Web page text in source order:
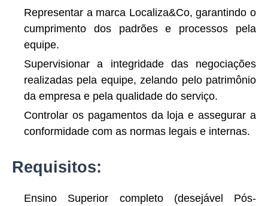
Representar a marca Localiza&Co, garantindo o
cumprimento dos padrões e processos pela
equipe.
Supervisionar a integridade das negociações
realizadas pela equipe, zelando pelo patrimônio
da empresa e pela qualidade do serviço.
Controlar os pagamentos da loja e assegurar a
conformidade com as normas legais e internas.
Requisitos:
Ensino Superior completo (desejável Pós-